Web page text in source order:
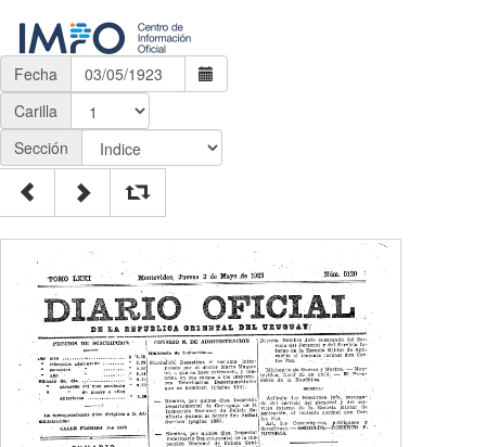
Fecha
Carilla
Sección